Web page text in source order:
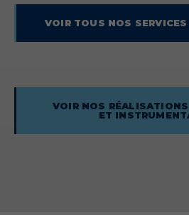
VOIR NOS
ET
VOIR TOUS NOS SERVICES